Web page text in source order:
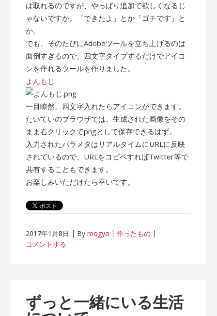
は取れるのですが、やっぱり追加で欲しくなるじ
ゃないですか。「できたよ」とか「ゴチです」と
か。
でも、そのたびにAdobeツールを立ち上げるのは
面倒すぎるので、四文字タイプするだけでアイコ
ンを作れるツールを作りました。
よんもじ
一目瞭然。四文字入れたらアイコンができます。
たいていのブラウザでは、生成された画像をその
まま右クリックでpngとして保存できるはず。
入力されたパラメタはリアルタイムにURLに反映
されているので、URLをコピペすればTwitter等で
共有することもできます。
お楽しみいただけたら幸いです。
2017年1月8日 Bymogya
作ったもの
コメントする
ずっと一緒にいる生活